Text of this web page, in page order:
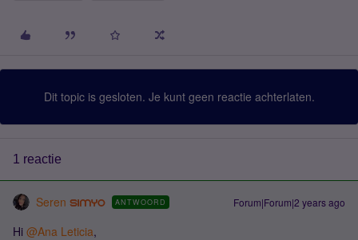
Dit topic is gesloten. Je kunt geen reactie achterlaten.
1 reactie
Seren ANTWOORD Forum|Forum|2 years ago
Hi @Ana Leticia,